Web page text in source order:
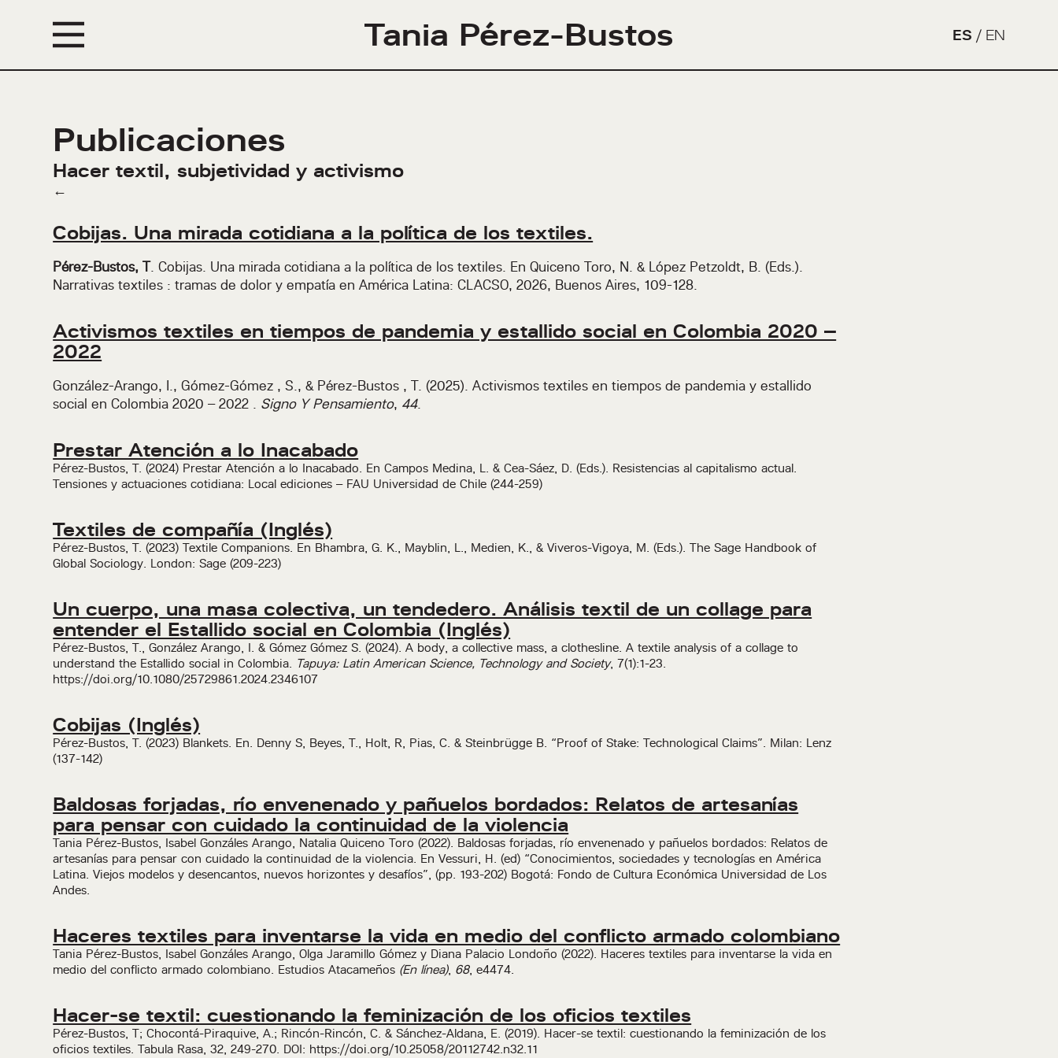
Tania Pérez-Bustos ES / EN
Eventos
Publicaciones
Hacer textil, subjetividad y activismo
←
Cobijas. Una mirada cotidiana a la política de los textiles.
Pérez-Bustos, T. Cobijas. Una mirada cotidiana a la política de los textiles. En Quiceno Toro, N. & López Petzoldt, B. (Eds.).
Narrativas textiles : tramas de dolor y empatía en América Latina: CLACSO, 2026, Buenos Aires, 109-128.
Activismos textiles en tiempos de pandemia y estallido social en Colombia 2020 –
2022
González-Arango, I., Gómez-Gómez , S., & Pérez-Bustos , T. (2025). Activismos textiles en tiempos de pandemia y estallido
social en Colombia 2020 – 2022 . Signo Y Pensamiento, 44.
Prestar Atención a lo Inacabado
Pérez-Bustos, T. (2024) Prestar Atención a lo Inacabado. En Campos Medina, L. & Cea-Sáez, D. (Eds.). Resistencias al capitalismo actual.
Tensiones y actuaciones cotidiana: Local ediciones – FAU Universidad de Chile (244-259)
Textiles de compañía (Inglés)
Pérez-Bustos, T. (2023) Textile Companions. En Bhambra, G. K., Mayblin, L., Medien, K., & Viveros-Vigoya, M. (Eds.). The Sage Handbook of
Global Sociology. London: Sage (209-223)
Un cuerpo, una masa colectiva, un tendedero. Análisis textil de un collage para
entender el Estallido social en Colombia (Inglés)
Pérez-Bustos, T., González Arango, I. & Gómez Gómez S. (2024). A body, a collective mass, a clothesline. A textile analysis of a collage to
understand the Estallido social in Colombia. Tapuya: Latin American Science, Technology and Society, 7(1):1-23.
https://doi.org/10.1080/25729861.2024.2346107
Cobijas (Inglés)
Pérez-Bustos, T. (2023) Blankets. En. Denny S, Beyes, T., Holt, R, Pias, C. & Steinbrügge B. “Proof of Stake: Technological Claims”. Milan: Lenz
(137-142)
Baldosas forjadas, río envenenado y pañuelos bordados: Relatos de artesanías
para pensar con cuidado la continuidad de la violencia
Tania Pérez-Bustos, Isabel Gonzáles Arango, Natalia Quiceno Toro (2022). Baldosas forjadas, río envenenado y pañuelos bordados: Relatos de
artesanías para pensar con cuidado la continuidad de la violencia. En Vessuri, H. (ed) “Conocimientos, sociedades y tecnologías en América
Latina. Viejos modelos y desencantos, nuevos horizontes y desafíos”, (pp. 193-202) Bogotá: Fondo de Cultura Económica Universidad de Los
Andes.
Haceres textiles para inventarse la vida en medio del conflicto armado colombiano
Tania Pérez-Bustos, Isabel Gonzáles Arango, Olga Jaramillo Gómez y Diana Palacio Londoño (2022). Haceres textiles para inventarse la vida en
medio del conflicto armado colombiano. Estudios Atacameños (En línea), 68, e4474.
Hacer-se textil: cuestionando la feminización de los oficios textiles
Pérez-Bustos, T; Chocontá-Piraquive, A.; Rincón-Rincón, C. & Sánchez-Aldana, E. (2019). Hacer-se textil: cuestionando la feminización de los
oficios textiles. Tabula Rasa, 32, 249-270. DOI: https://doi.org/10.25058/20112742.n32.11